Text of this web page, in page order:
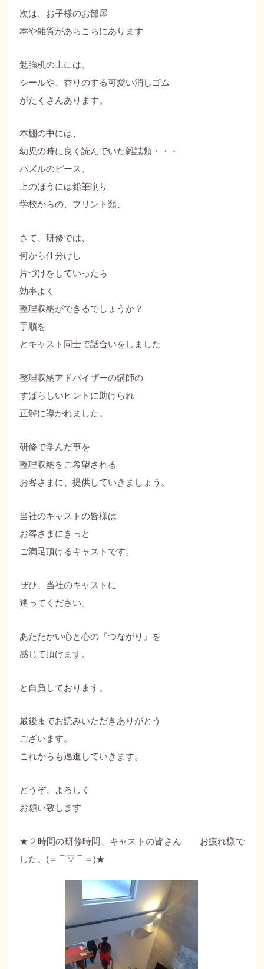
次は、お子様のお部屋
本や雑貨があちこちにあります
勉強机の上には、
シールや、香りのする可愛い消しゴム
がたくさんあります。
本棚の中には、
幼児の時に良く読んでいた雑誌類・・・
パズルのピース、
上のほうには鉛筆削り
学校からの、プリント類、
さて、研修では、
何から仕分けし
片づけをしていったら
効率よく
整理収納ができるでしょうか？
手順を
とキャスト同士で話合いをしました
整理収納アドバイザーの講師の
すばらしいヒントに助けられ
正解に導かれました。
研修で学んだ事を
整理収納をご希望される
お客さまに、提供していきましょう。
当社のキャストの皆様は
お客さまにきっと
ご満足頂けるキャストです。
ぜひ、当社のキャストに
逢ってください。
あたたかい心と心の『つながり』を
感じて頂けます。
と自負しております。
最後までお読みいただきありがとう
ございます。
これからも邁進していきます。
どうぞ、よろしく
お願い致します
★２時間の研修時間、キャストの皆さん お疲れ様で
した。(＝⌒▽⌒＝)★